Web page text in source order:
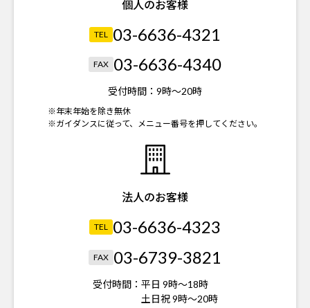
個人のお客様
TEL 03-6636-4321
FAX 03-6636-4340
受付時間： 9時～20時
※年末年始を除き無休
※ガイダンスに従って、メニュー番号を押してください。
法人のお客様
TEL 03-6636-4323
FAX 03-6739-3821
受付時間： 平日 9時～18時
土日祝 9時～20時